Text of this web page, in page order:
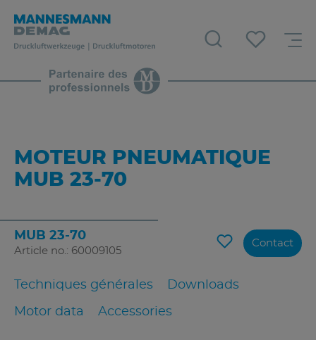
MOTEUR PNEUMATIQUE
MUB 23-70
MUB 23-70
Article no.: 60009105
Techniques générales Downloads
Motor data Accessories
Contact